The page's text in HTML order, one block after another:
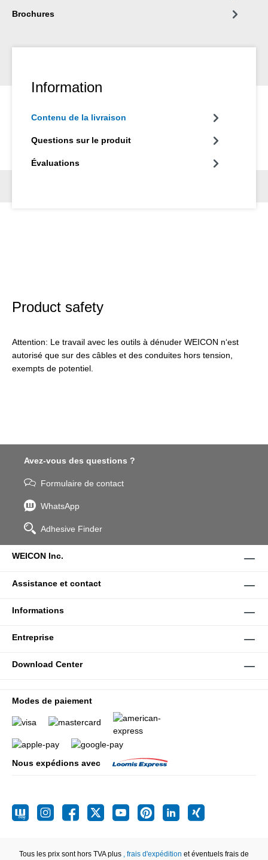
Brochures
Information
Contenu de la livraison
Questions sur le produit
Évaluations
Product safety
Attention: Le travail avec les outils à dénuder WEICON n‘est
autorisé que sur des câbles et des conduites hors tension,
exempts de potentiel.
Avez-vous des questions ?
Formulaire de contact
WhatsApp
Adhesive Finder
WEICON Inc.
Assistance et contact
Informations
Entreprise
Download Center
Modes de paiement
Nous expédions avec
Tous les prix sont hors TVA plus , frais d'expédition et éventuels frais de